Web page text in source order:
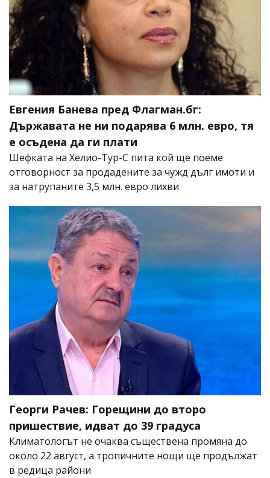
Евгения Банева пред Флагман.бг:
Държавата не ни подарява 6 млн. евро, тя
е осъдена да ги плати
Шефката на Хелио-Тур-С пита кой ще поеме
отговорност за продадените за чужд дълг имоти и
за натрупаните 3,5 млн. евро лихви
Георги Рачев: Горещини до второ
пришествие, идват до 39 градуса
Климатологът не очаква съществена промяна до
около 22 август, а тропичните нощи ще продължат
в редица райони